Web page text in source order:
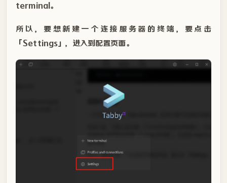
terminal。
所以，要想新建一个连接服务器的终端，要点击
「Settings」，进入到配置页面。